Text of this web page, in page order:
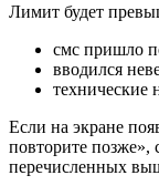
Лимит будет
смс пришло
вводился
технические
Если на экране
повторите позже»,
перечисленных